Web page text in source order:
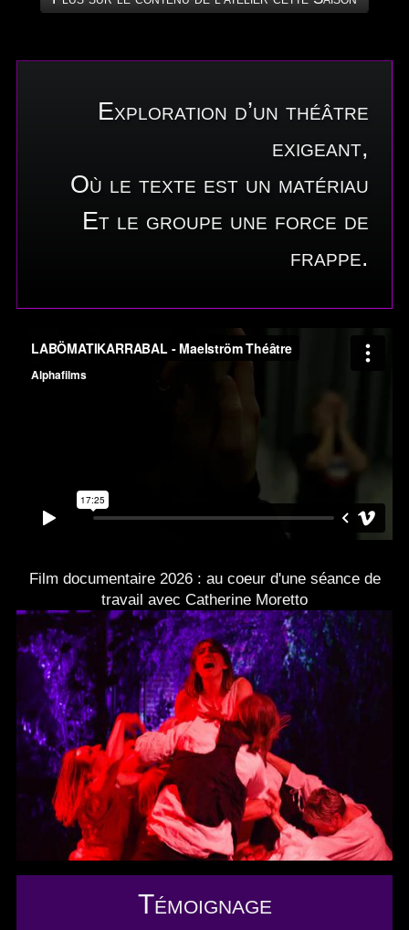
Exploration d’un théâtre
exigeant,
Où le texte est un matériau
Et le groupe une force de
frappe.
Film documentaire 2026 : au coeur d'une séance de
travail avec Catherine Moretto
Témoignage